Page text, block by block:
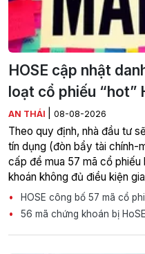
HOSE cập nhật
loạt cổ phiếu “hot”
AN THÁI 08-08-2026
Theo quy định, nhà đầu tư
tín dụng (đòn bẩy tài chính-
cấp để mua 57 mã cổ
khoán không đủ điều kiện
HOSE công bố 57 mã cổ
56 mã chứng khoán bị